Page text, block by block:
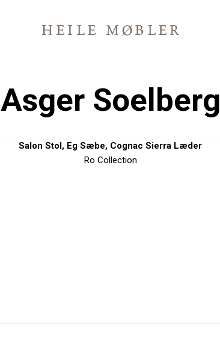
Asger Soelberg
Salon Stol, Eg Sæbe, Cognac Sierra Læder
Ro Collection